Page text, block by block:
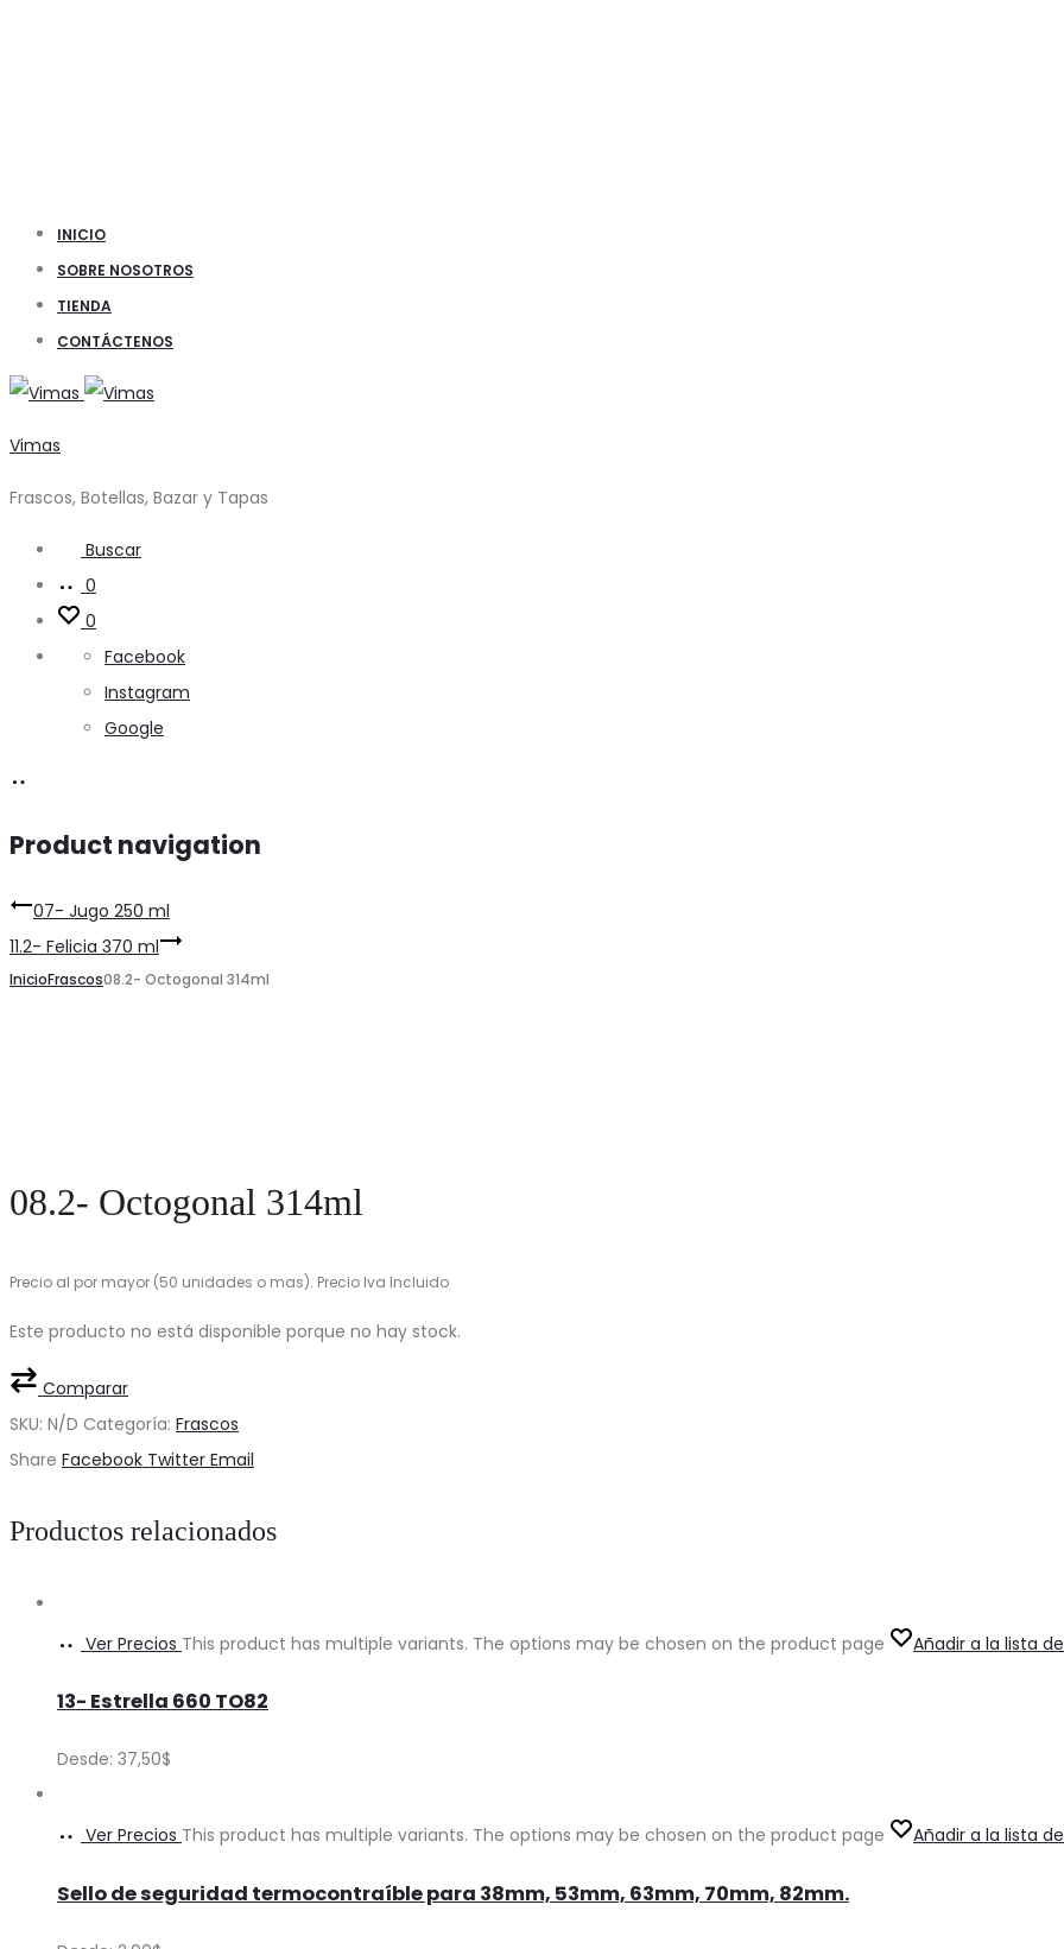
INICIO
SOBRE NOSOTROS
TIENDA
CONTÁCTENOS
Vimas
Frascos, Botellas, Bazar y Tapas
Buscar
0
0
Facebook
Instagram
Google
Product navigation
07- Jugo 250 ml
11.2- Felicia 370 ml
InicioFrascos08.2- Octogonal 314ml
08.2- Octogonal 314ml
Precio al por mayor (50 unidades o mas). Precio Iva Incluido
Este producto no está disponible porque no hay stock.
Comparar
SKU: N/D Categoría: Frascos
Share Facebook Twitter Email
Productos relacionados
Ver Precios This product has multiple variants. The options may be chosen on the product page Añadir a la lista
13- Estrella 660 TO82
Desde: 37,50$
Ver Precios This product has multiple variants. The options may be chosen on the product page Añadir a la lista
Sello de seguridad termocontraíble para 38mm, 53mm, 63mm, 70mm, 82mm.